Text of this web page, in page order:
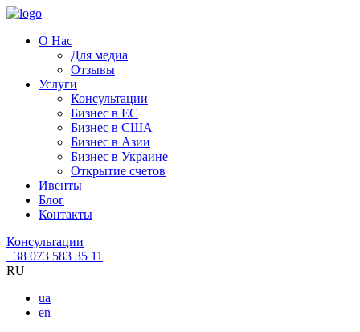
О Нас
Для медиа
Отзывы
Услуги
Консультации
Бизнес в ЕС
Бизнес в США
Бизнес в Азии
Бизнес в Украине
Открытие счетов
Ивенты
Блог
Контакты
Консультации
+38 073 583 35 11
RU
ua
en